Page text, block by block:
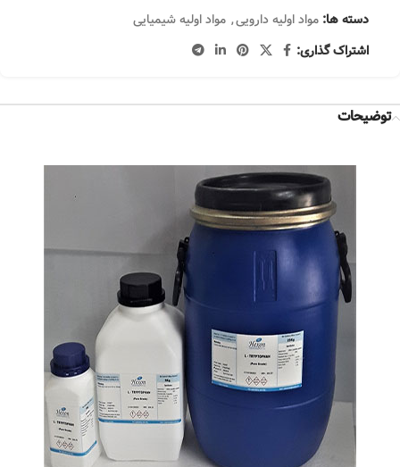
دسته ها: مواد اولیه دارویی, مواد اولیه شیمیایی
اشتراک گذاری:
توضیحات